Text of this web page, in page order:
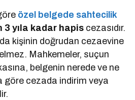
özel belgede sahtecilik
3 yıla kadar hapis cezasıdır.
kişinin doğrudan cezaevine
Mahkemeler, suçun
belgenin nerede ve ne
göre cezada indirim veya